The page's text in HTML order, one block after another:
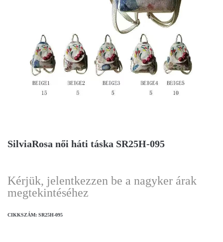
SilviaRosa női háti táska SR25H-095
Kérjük, jelentkezzen be a nagyker árak
megtekintéséhez
CIKKSZÁM: SR25H-095